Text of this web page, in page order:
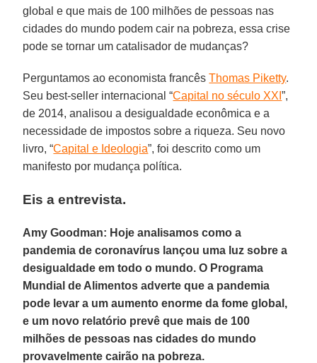
global e que mais de 100 milhões de pessoas nas
cidades do mundo podem cair na pobreza, essa crise
pode se tornar um catalisador de mudanças?
Perguntamos ao economista francêsThomas Piketty.
Seu best-seller internacional “Capital no século XXI”,
de 2014, analisou a desigualdade econômica e a
necessidade de impostos sobre a riqueza. Seu novo
livro, “Capital e Ideologia”, foi descrito como um
manifesto por mudança política.
Eis a entrevista.
Amy Goodman: Hoje analisamos como a
pandemia de coronavírus lançou uma luz sobre a
desigualdade em todo o mundo. O Programa
Mundial de Alimentos adverte que a pandemia
pode levar a um aumento enorme da fome global,
e um novo relatório prevê que mais de 100
milhões de pessoas nas cidades do mundo
provavelmente cairão na pobreza.